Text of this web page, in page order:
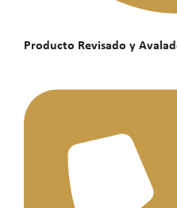
Producto Revisado y